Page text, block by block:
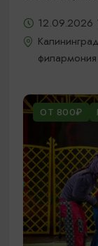
12.09.2026
ОТ 800₽